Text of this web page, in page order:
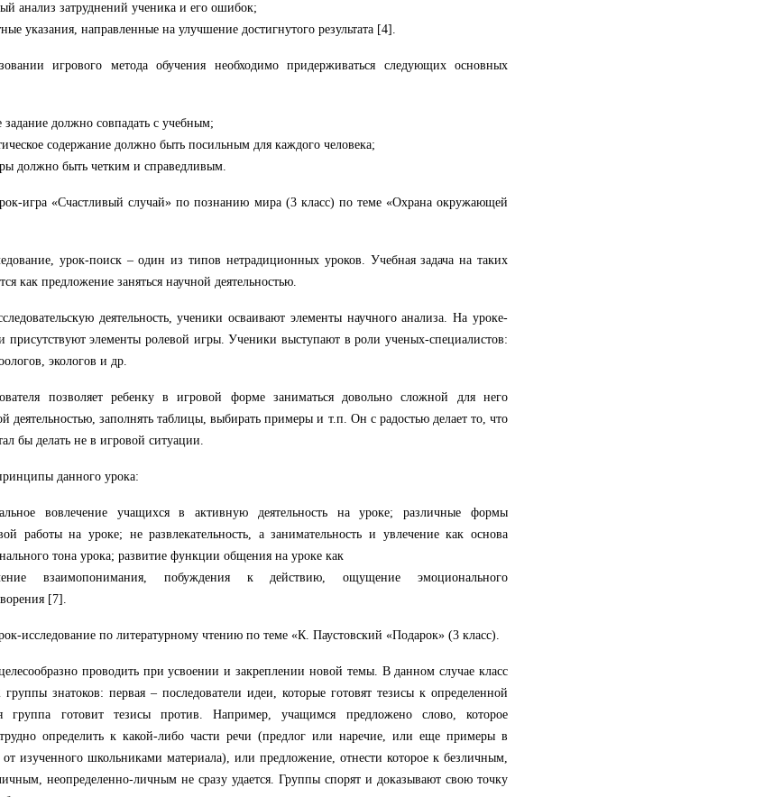
анализ затруднений ученика и его ошибок;
указания, направленные на улучшение достигнутого результата [4].
игрового метода обучения необходимо придерживаться следующих основных
задание должно совпадать с учебным;
содержание должно быть посильным для каждого человека;
должно быть четким и справедливым.
игра «Счастливый случай» по познанию мира (3 класс) по теме «Охрана окружающей
урок-поиск – один из типов нетрадиционных уроков. Учебная задача на таких
как предложение заняться научной деятельностью.
деятельность, ученики осваивают элементы научного анализа. На уроке-
присутствуют элементы ролевой игры. Ученики выступают в роли ученых-специалистов:
экологов и др.
позволяет ребенку в игровой форме заниматься довольно сложной для него
деятельностью, заполнять таблицы, выбирать примеры и т.п. Он с радостью делает то, что
бы делать не в игровой ситуации.
данного урока:
вовлечение учащихся в активную деятельность на уроке; различные формы
работы на уроке; не развлекательность, а занимательность и увлечение как основа
тона урока; развитие функции общения на уроке как
взаимопонимания, побуждения к действию, ощущение эмоционального
[7].
исследование по литературному чтению по теме «К. Паустовский «Подарок» (3 класс).
проводить при усвоении и закреплении новой темы. В данном случае класс
группы знатоков: первая – последователи идеи, которые готовят тезисы к определенной
группа готовит тезисы против. Например, учащимся предложено слово, которое
определить к какой-либо части речи (предлог или наречие, или еще примеры в
от изученного школьниками материала), или предложение, отнести которое к безличным,
неопределенно-личным не сразу удается. Группы спорят и доказывают свою точку